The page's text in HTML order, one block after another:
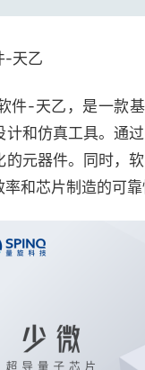
-天乙
件-天乙，是一款
和仿真工具。通
元器件。同时，
和芯片制造的可靠